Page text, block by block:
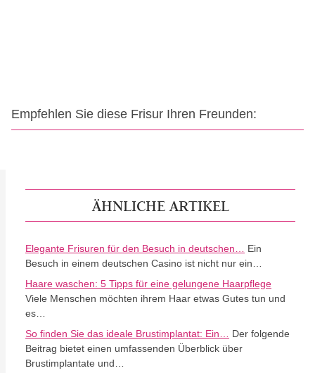
Empfehlen Sie diese Frisur Ihren Freunden:
ÄHNLICHE ARTIKEL
Elegante Frisuren für den Besuch in deutschen…
Ein
Besuch in einem deutschen Casino ist nicht nur ein…
Haare waschen: 5 Tipps für eine gelungene Haarpflege
Viele Menschen möchten ihrem Haar etwas Gutes tun und
es…
So finden Sie das ideale Brustimplantat: Ein…
Der folgende
Beitrag bietet einen umfassenden Überblick über
Brustimplantate und…